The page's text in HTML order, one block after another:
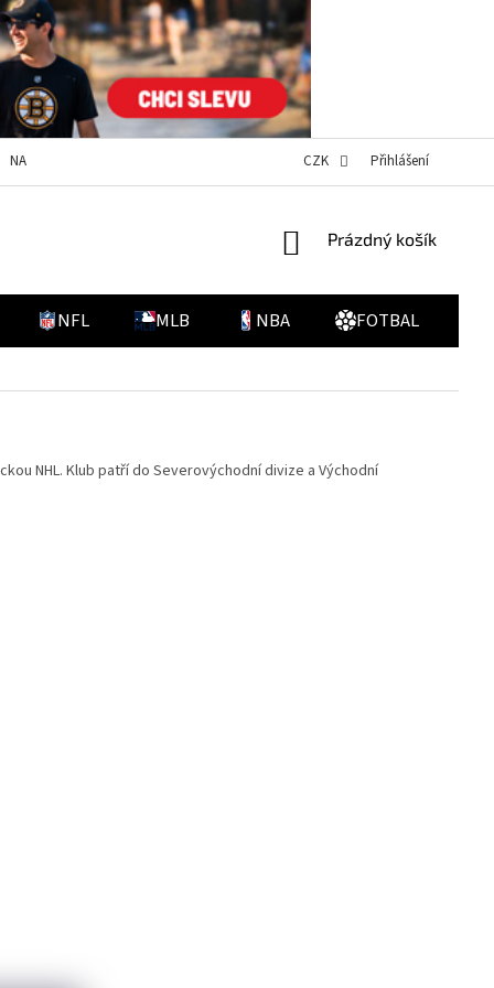
NAPIŠTE NÁM NOVINKY HODNOCENÍ
CZK Přihlášení
NÁKUPNÍ
Prázdný košík
NFL MLB NBA FOTBAL
NHL. Klub patří do Severovýchodní divize a Východní